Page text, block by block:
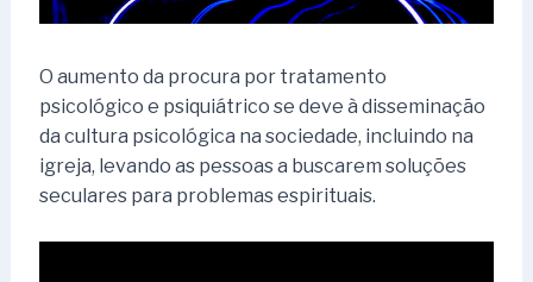
O aumento da procura por tratamento
psicológico e psiquiátrico se deve à disseminação
da cultura psicológica na sociedade, incluindo na
igreja, levando as pessoas a buscarem soluções
seculares para problemas espirituais.